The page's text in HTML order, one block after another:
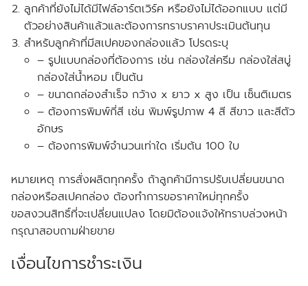
ลูกค้าที่ยังไม่ได้มีไฟล์อาร์ตเวิร์ค หรือยังไม่ได้ออกแบบ แต่มี
ตัวอย่างสินค้าแล้วและต้องการทราบราคาประเมินต้นทุน
สำหรับลูกค้าที่มีสเปคของกล่องแล้ว โปรดระบุ
– รูปแบบกล่องที่ต้องการ เช่น กล่องใส่ครีม กล่องใส่สบู่
กล่องใส่น้ำหอม เป็นต้น
– ขนาดกล่องสำเร็จ กว้าง x ยาว x สูง เป็น เซ็นติเมตร
– ต้องการพิมพ์กี่สี เช่น พิมพ์รูปภาพ 4 สี สีขาว และสีตัว
อักษร
– ต้องการพิมพ์จำนวนเท่าใด เริ่มต้น 100 ใบ
หมายเหตุ การสั่งผลิตทุกครั้ง ถ้าลูกค้ามีการปรับเปลี่ยนขนาด
กล่องหรือสเปคกล่อง ต้องทำการขอราคาใหม่ทุกครั้ง
ขอสงวนสิทธิ์ที่จะเปลี่ยนแปลง โดยมิต้องแจ้งให้ทราบล่วงหน้า
กรุณาสอบถามฝ่ายขาย
เงื่อนไขการชำระเงิน